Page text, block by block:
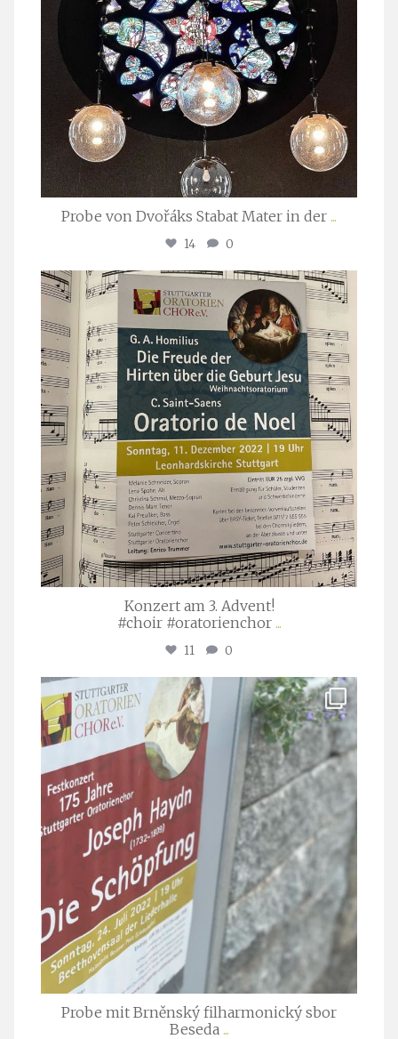
Probe von Dvořáks Stabat Mater in der ...
14 0
stuttgarter_oratorienchor
Nov. 29
Konzert am 3. Advent!
#choir #oratorienchor ...
11 0
stuttgarter_oratorienchor
Juli 23
Probe mit Brněnský filharmonický sbor
Beseda ...